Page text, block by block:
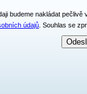
budeme nakládat
údajů . Souhlas se